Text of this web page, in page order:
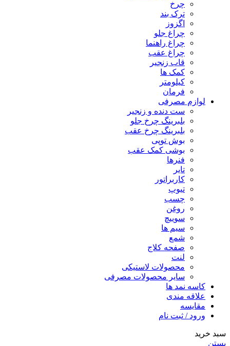
چرخ
ترک بند
اگزوز
چراغ جلو
چراغ راهنما
چراغ عقب
قاب زنجیر
کمک ها
کیلومتر
فرمان
لوازم مصرفی
ست دنده و زنجیر
بلبرینگ چرخ جلو
بلبرینگ چرخ عقب
بوش توپی
بوشی کمک عقب
فنرها
تایر
کاربراتور
تیوپ
چسب
روغن
سوییچ
سیم ها
شمع
صفحه کلاج
لنت
محصولات لاستیکی
سایر محصولات مصرفی
کاسه نمد ها
علاقه مندی
مقایسه
ورود / ثبت نام
سبد خرید
بستن